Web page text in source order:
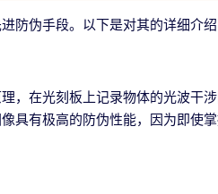
防伪手段。以下是对其的详细介绍
，在光刻板上记录物体的光波干
具有极高的防伪性能，因为即使